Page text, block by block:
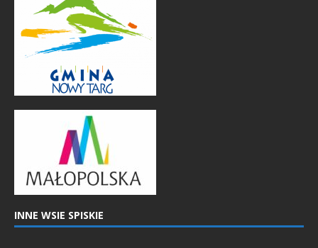
INNE WSIE SPISKIE